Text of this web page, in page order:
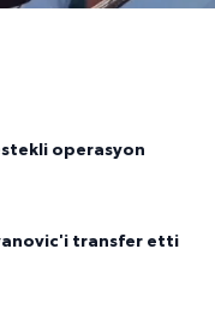
operasyon
transfer etti